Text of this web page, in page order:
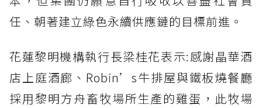
任、朝著建立綠色永續供應鏈的目標前進。
花蓮黎明機構執行長梁桂花表示:感謝晶華酒
店上庭酒廊、Robin’s牛排屋與鐵板燒餐廳
採用黎明方舟畜牧場所生產的雞蛋，此牧場